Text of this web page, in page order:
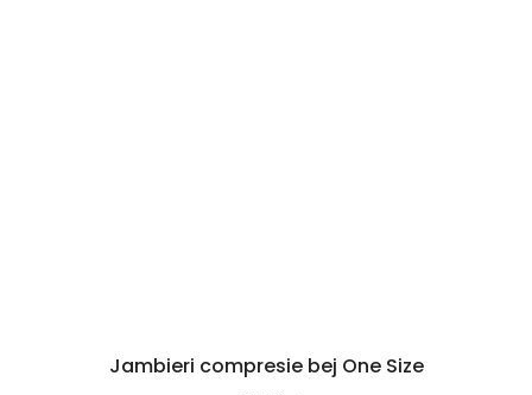
Jambieri compresie bej One Size